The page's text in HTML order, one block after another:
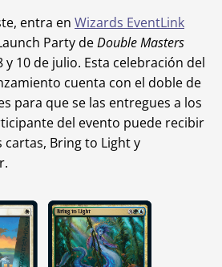
entra en Wizards EventLink
Party deDouble Masters
y 10 de julio. Esta celebración del
cuenta con el doble de
para que se las entregues a los
del evento puede recibir
cartas, Bring to Light y